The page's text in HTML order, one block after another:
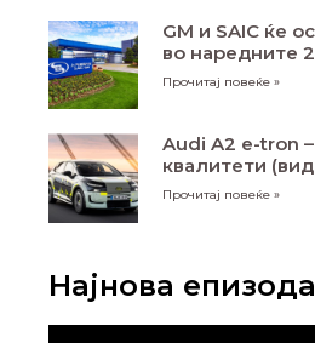
GM и SAIC ќе
во наредните
Прочитај повеќе »
Audi A2 e-tron
квалитети
Прочитај повеќе »
Најнова епизода